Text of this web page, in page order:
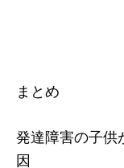
まとめ
発達障害の子供
因